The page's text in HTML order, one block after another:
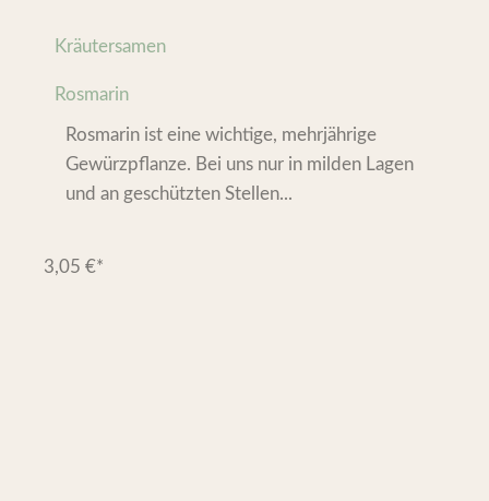
Kräutersamen
Rosmarin
Rosmarin ist eine wichtige, mehrjährige
Gewürzpflanze. Bei uns nur in milden Lagen
und an geschützten Stellen...
3,05 €*